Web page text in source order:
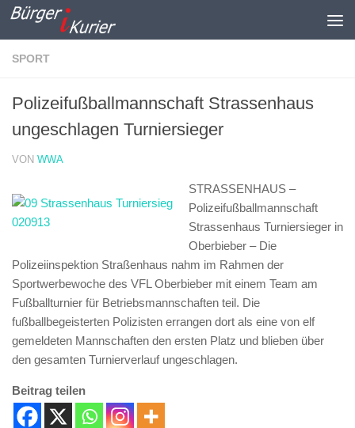
Zum Inhalt springen
SPORT
Polizeifußballmannschaft Strassenhaus
ungeschlagen Turniersieger
VON WWA
STRASSENHAUS –
Polizeifußballmannschaft
Strassenhaus Turniersieger in
Oberbieber – Die
Polizeiinspektion Straßenhaus nahm im Rahmen der
Sportwerbewoche des VFL Oberbieber mit einem Team am
Fußballturnier für Betriebsmannschaften teil. Die
fußballbegeisterten Polizisten errangen dort als eine von elf
gemeldeten Mannschaften den ersten Platz und blieben über
den gesamten Turnierverlauf ungeschlagen.
Beitrag teilen